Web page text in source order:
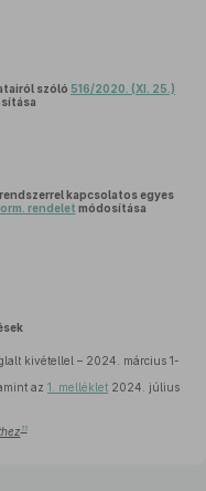
szóló 516/2020. (XI. 25.)
kapcsolatos egyes
rendelet módosítása
kivétellel – 2024. március 1-
az 1. melléklet 2024. július
11